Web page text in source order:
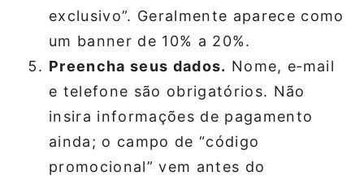
exclusivo”. Geralmente aparece como
um banner de 10% a 20%.
Preencha seus dados. Nome, e‑mail
e telefone são obrigatórios. Não
insira informações de pagamento
ainda; o campo de “código
promocional” vem antes do